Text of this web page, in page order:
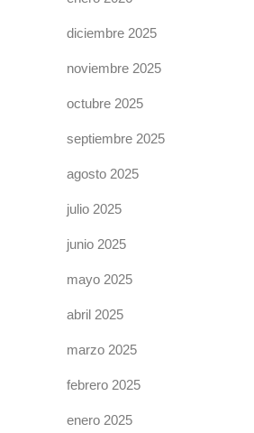
diciembre 2025
noviembre 2025
octubre 2025
septiembre 2025
agosto 2025
julio 2025
junio 2025
mayo 2025
abril 2025
marzo 2025
febrero 2025
enero 2025